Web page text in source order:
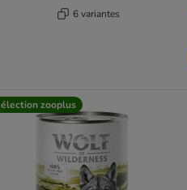
6 variantes
zooplus